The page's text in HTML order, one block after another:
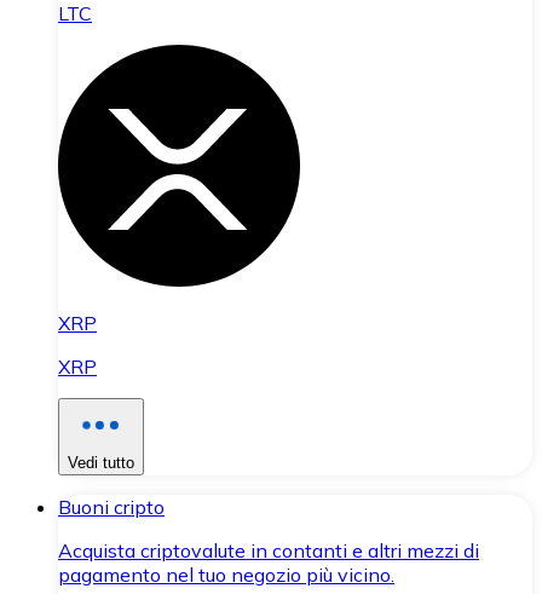
LTC
XRP
XRP
Vedi tutto
Buoni cripto
Acquista criptovalute in contanti e altri mezzi di
pagamento nel tuo negozio più vicino.